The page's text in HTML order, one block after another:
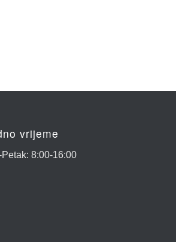
vrijeme
Petak: 8:00-16:00